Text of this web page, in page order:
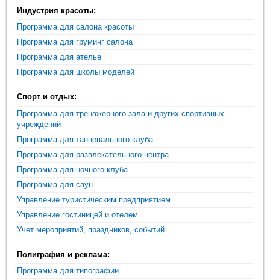
Индустрия красоты:
Программа для салона красоты
Программа для груминг салона
Программа для ателье
Программа для школы моделей
Спорт и отдых:
Программа для тренажерного зала и других спортивных
учреждений
Программа для танцевального клуба
Программа для развлекательного центра
Программа для ночного клуба
Программа для саун
Управление туристическим предприятием
Управление гостиницей и отелем
Учет мероприятий, праздников, событий
Полиграфия и реклама:
Программа для типографии